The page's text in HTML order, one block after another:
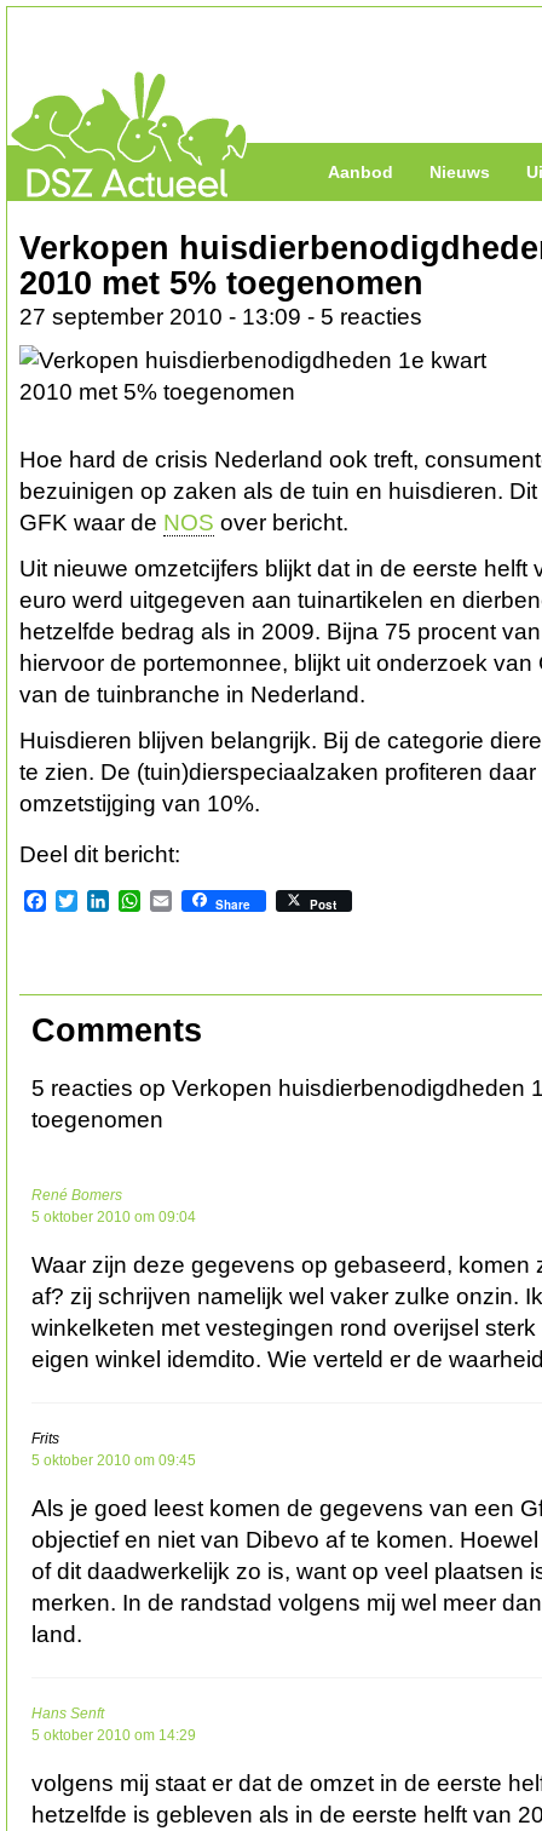
Aanbod Nieuws
Verkopen
2010 met 5% toegenomen
27 september 2010 - 13:09 - 5 reacties
Hoe hard de crisis Nederland ook treft,
bezuinigen op zaken als de tuin en huisdieren.
GFK waar de NOS over bericht.
Uit nieuwe omzetcijfers blijkt dat in de eerste helft
euro werd uitgegeven aan tuinartikelen en
hetzelfde bedrag als in 2009. Bijna 75 procent
hiervoor de portemonnee, blijkt uit onderzoek
van de tuinbranche in Nederland.
Huisdieren blijven belangrijk. Bij de categorie
te zien. De (tuin)dierspeciaalzaken profiteren
omzetstijging van 10%.
Deel dit bericht:
Facebook
TwitterLinkedInWhatsApp
EmailShare Post
Comments
5 reacties op Verkopen huisdierbenodigdheden
toegenomen
René Bomers
5 oktober 2010 om 09:04
Waar zijn deze gegevens op gebaseerd, komen
af? zij schrijven namelijk wel vaker zulke onzin.
winkelketen met vestegingen rond overijsel
eigen winkel idemdito. Wie verteld er de
Frits
5 oktober 2010 om 09:45
Als je goed leest komen de gegevens van een
objectief en niet van Dibevo af te komen.
of dit daadwerkelijk zo is, want op veel plaatsen
merken. In de randstad volgens mij wel meer
land.
Hans Senft
5 oktober 2010 om 14:29
volgens mij staat er dat de omzet in de eerste
hetzelfde is gebleven als in de eerste helft van